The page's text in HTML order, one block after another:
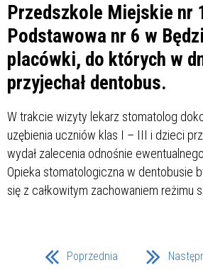
Przedszkole Miejskie nr
Podstawowa nr 6 w
placówki, do których w
przyjechał dentobus.
W trakcie wizyty lekarz stomatolog
uzębienia uczniów klas I – III i dzieci
wydał zalecenia odnośnie
Opieka stomatologiczna w dentobusie
się z całkowitym zachowaniem reżimu
Poprzednia